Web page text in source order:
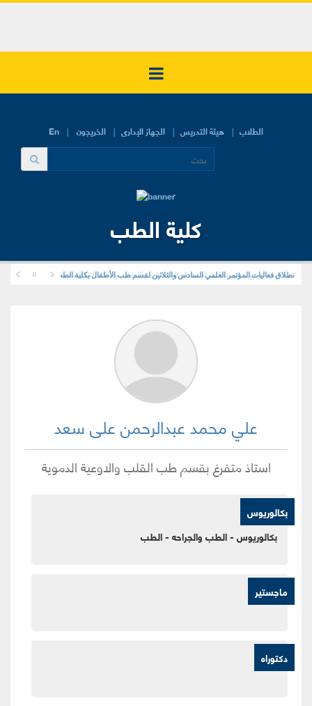
En الطلاب هيئة التدريس الجهاز الإدارى الخريجون
كلية الطب
نطلاق فعاليات المؤتمر العلمي السادس والثلاثين لقسم طب الأطفال بكلية الطب البشري – جامعة
محاضرة توعوية عن مخاطر استخدام المخدرات والإدمان، وانعكاساتها الصحية والنفسية
علي محمد عبدالرحمن على سعد
استاذ متفرغبقسمطب القلب والاوعية الدموية
بكالوريوس
بكالوريوس - الطب والجراحه - الطب
ماجستير
دكتوراه